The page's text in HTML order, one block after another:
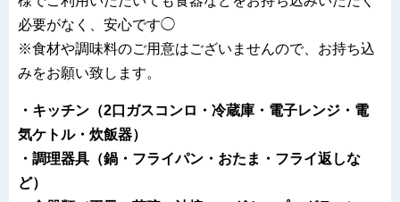
必要がなく、安心です◯
※食材や調味料のご用意はございませんので、お持ち込
みをお願い致します。
・キッチン（2口ガスコンロ・冷蔵庫・電子レンジ・電
気ケトル・炊飯器）
・調理器具（鍋・フライパン・おたま・フライ返しな
ど）